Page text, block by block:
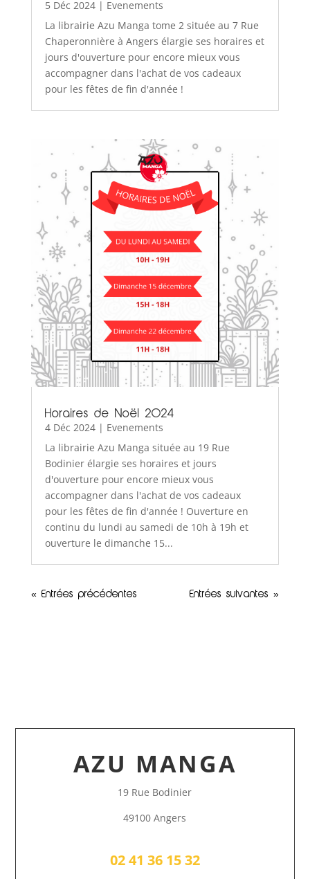
5 Déc 2024| Evenements
La librairie Azu Manga tome 2 située au 7 Rue
Chaperonnière à Angers élargie ses horaires et
jours d'ouverture pour encore mieux vous
accompagner dans l'achat de vos cadeaux
pour les fêtes de fin d'année !
Horaires de Noël 2024
4 Déc 2024| Evenements
La librairie Azu Manga située au 19 Rue
Bodinier élargie ses horaires et jours
d'ouverture pour encore mieux vous
accompagner dans l'achat de vos cadeaux
pour les fêtes de fin d'année ! Ouverture en
continu du lundi au samedi de 10h à 19h et
ouverture le dimanche 15...
« Entrées précédentes Entrées suivantes »
AZU MANGA
19 Rue Bodinier
49100 Angers
02 41 36 15 32